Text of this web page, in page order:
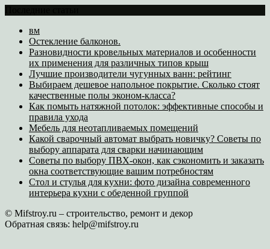
вм
Остекление балконов.
Разновидности кровельных материалов и особенности
их применения для различных типов крыш
Лучшие производители чугунных ванн: рейтинг
Выбираем дешевое напольное покрытие. Сколько стоят
качественные полы эконом-класса?
Как помыть натяжной потолок: эффективные способы и
правила ухода
Мебель для неотапливаемых помещений
Какой сварочный автомат выбрать новичку? Советы по
выбору аппарата для сварки начинающим
Советы по выбору ПВХ-окон, как сэкономить и заказать
окна соответствующие вашим потребностям
Стол и стулья для кухни: фото дизайна современного
интерьера кухни с обеденной группой
© Mifstroy.ru – строительство, ремонт и декор
Обратная связь: help@mifstroy.ru